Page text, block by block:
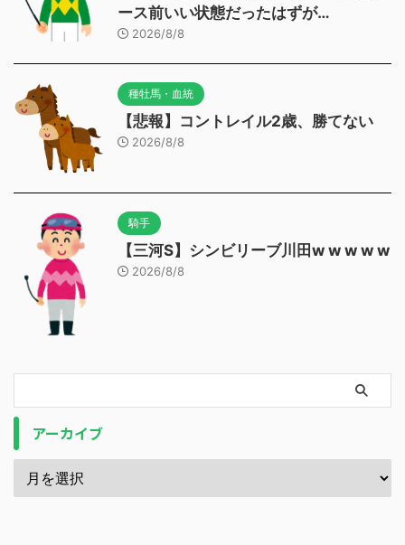
ース前いい状態だったはずが…
2026/8/8
種牡馬・血統
【悲報】コントレイル2歳、勝てない
2026/8/8
騎手
【三河S】シンビリーブ川田w w w w w
2026/8/8
アーカイブ